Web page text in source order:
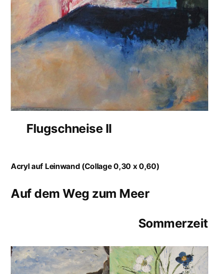
Flugschneise II
Acryl auf Leinwand (Collage 0,30 x 0,60)
Auf dem Weg zum Meer
Sommerzeit